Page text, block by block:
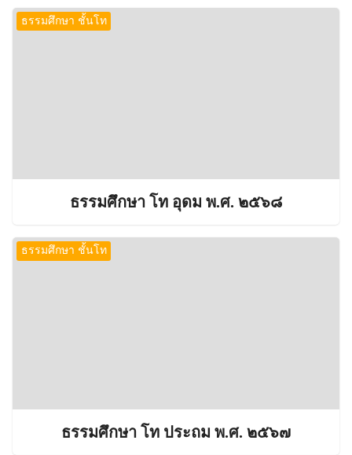
ธรรมศึกษา ชั้นโท
ธรรมศึกษา โท อุดม พ.ศ. ๒๕๖๘
ธรรมศึกษา ชั้นโท
ธรรมศึกษา โท ประถม พ.ศ. ๒๕๖๗